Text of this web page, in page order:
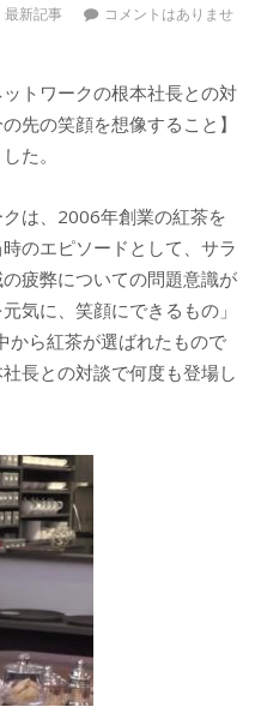
最新記事
コメントはありませ
トワークの根本社長との対
先の笑顔を想像すること】
た。
は、2006年創業の紅茶を
のエピソードとして、サラ
疲弊についての問題意識が
気に、笑顔にできるもの」
から紅茶が選ばれたもので
長との対談で何度も登場し